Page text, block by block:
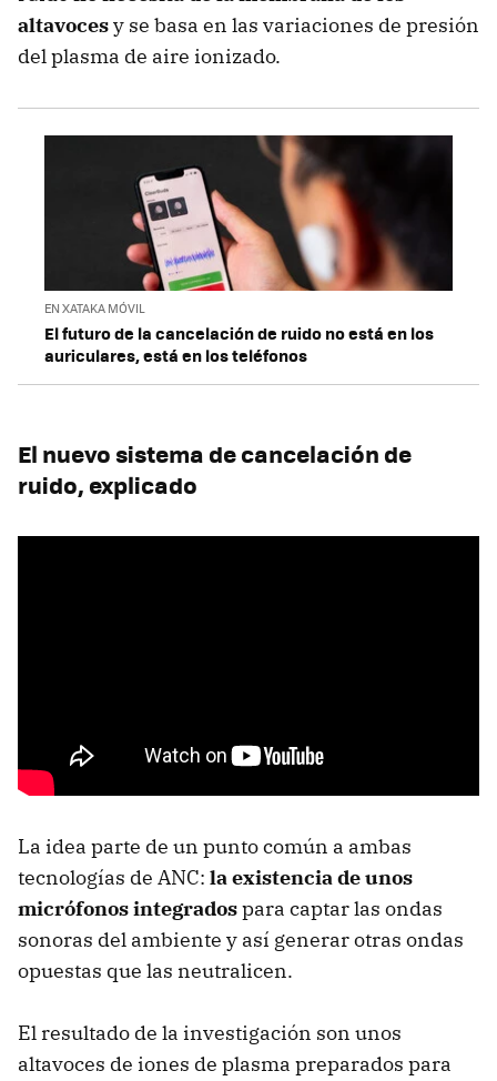
altavocesy se basa en las variaciones de presión
del plasma de aire ionizado.
EN XATAKA MÓVIL
El futuro de la cancelación de ruido no está en los
auriculares, está en los teléfonos
El nuevo sistema de cancelación de
ruido, explicado
La idea parte de un punto común a ambas
tecnologías de ANC: la existencia de unos
micrófonos integradospara captar las ondas
sonoras del ambiente y así generar otras ondas
opuestas que las neutralicen.
El resultado de la investigación son unos
altavoces de iones de plasma preparados para